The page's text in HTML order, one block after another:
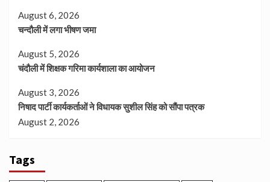
August 6, 2026
चन्दौली में लगा भीषण जमा
August 5, 2026
चंदौली में शिक्षक गरिमा कार्यशाला का आयोजन
August 3, 2026
निषाद पार्टी कार्यकर्ताओं ने विधायक सुशील सिंह को सौंपा पत्रक
August 2, 2026
Tags